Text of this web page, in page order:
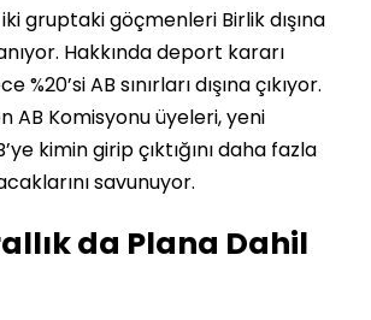
gruptaki göçmenleri Birlik dışına
Hakkında deport kararı
AB sınırları dışına çıkıyor.
AB Komisyonu üyeleri, yeni
kimin girip çıktığını daha fazla
savunuyor.
da Plana Dahil